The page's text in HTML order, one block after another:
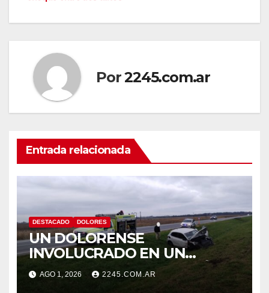
entradas
Por2245.com.ar
Entrada relacionada
DESTACADO DOLORES
UN DOLORENSE
INVOLUCRADO EN UN
SINIESTRO QUE TERMINÓ
CON DESPISTE Y VUELCO
AGO 1, 2026 2245.COM.AR